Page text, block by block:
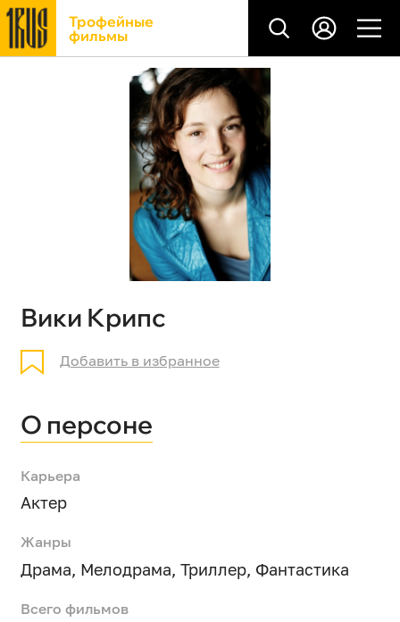
Трофейные
фильмы
Вики Крипс
Добавить в избранное
О персоне
Карьера
Актер
Жанры
Драма, Мелодрама, Триллер, Фантастика
Всего фильмов